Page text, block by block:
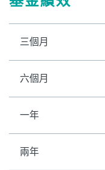
三個月
六個月
一年
兩年